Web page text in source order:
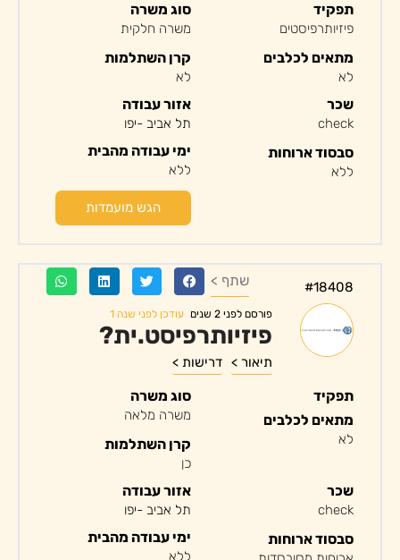
תפקיד
פיזיותרפיסטים
מתאים לכלבים
לא
סוג משרה
משרה חלקית
קרן השתלמות
לא
שכר
check
סבסוד ארוחות
ללא
אזור עבודה
תל אביב -יפו
ימי עבודה מהבית
ללא
הגש מועמדות
#18408 שתף >
פורסם לפני 2 שנים עודכן לפני שנה 1
פיזיותרפיסט.ית?
תיאור > דרישות >
תפקיד
מתאים לכלבים
לא
סוג משרה
משרה מלאה
קרן השתלמות
כן
שכר
check
סבסוד ארוחות
אזור עבודה
תל אביב -יפו
ימי עבודה מהבית
ללא